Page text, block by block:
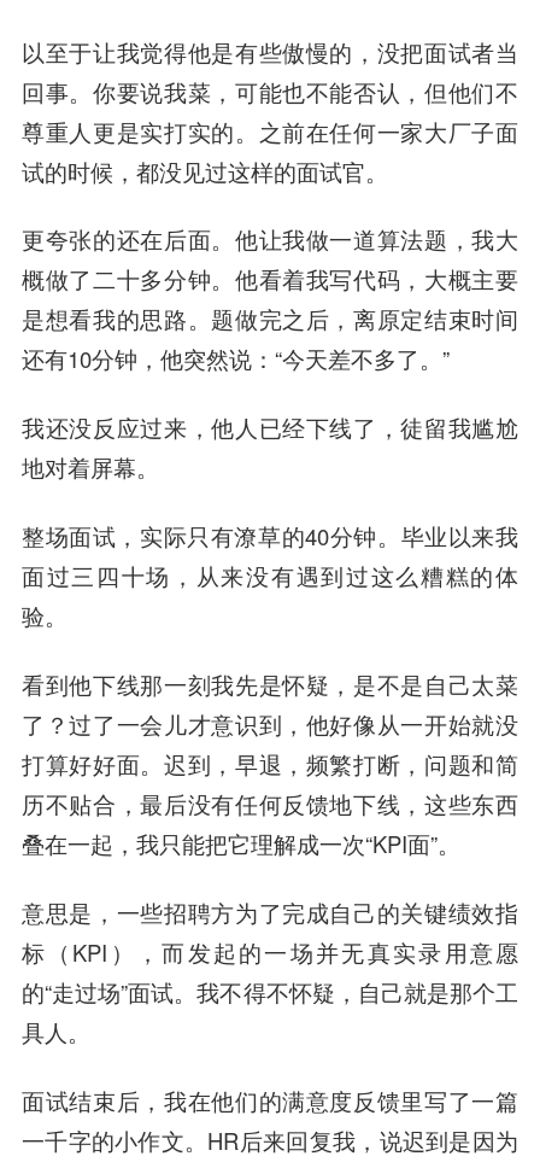
以至于让我觉得他是有些傲慢的，没把面试者当
回事。你要说我菜，可能也不能否认，但他们不
尊重人更是实打实的。之前在任何一家大厂子面
试的时候，都没见过这样的面试官。
更夸张的还在后面。他让我做一道算法题，我大
概做了二十多分钟。他看着我写代码，大概主要
是想看我的思路。题做完之后，离原定结束时间
还有10分钟，他突然说：“今天差不多了。”
我还没反应过来，他人已经下线了，徒留我尴尬
地对着屏幕。
整场面试，实际只有潦草的40分钟。毕业以来我
面过三四十场，从来没有遇到过这么糟糕的体
验。
看到他下线那一刻我先是怀疑，是不是自己太菜
了？过了一会儿才意识到，他好像从一开始就没
打算好好面。迟到，早退，频繁打断，问题和简
历不贴合，最后没有任何反馈地下线，这些东西
叠在一起，我只能把它理解成一次“KPI面”。
意思是，一些招聘方为了完成自己的关键绩效指
标（KPI），而发起的一场并无真实录用意愿
的“走过场”面试。我不得不怀疑，自己就是那个工
具人。
面试结束后，我在他们的满意度反馈里写了一篇
一千字的小作文。HR后来回复我，说迟到是因为